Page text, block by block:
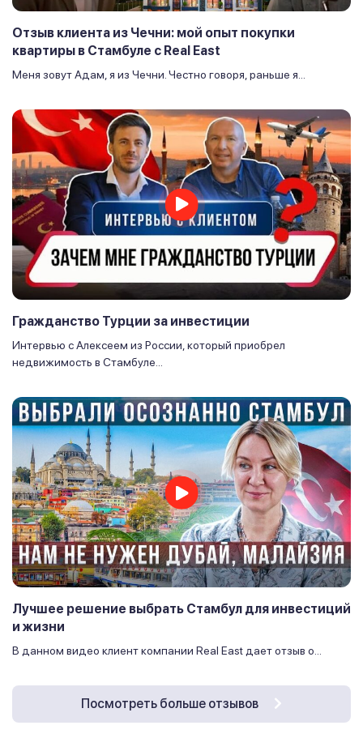
Отзыв клиента из Чечни: мой опыт покупки
квартиры в Стамбуле с Real East
Меня зовут Адам, я из Чечни. Честно говоря, раньше я...
Гражданство Турции за инвестиции
Интервью с Алексеем из России, который приобрел
недвижимость в Стамбуле...
Лучшее решение выбрать Стамбул для инвестиций
и жизни
В данном видео клиент компании Real East дает отзыв о...
Посмотреть больше отзывов